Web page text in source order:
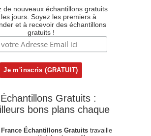
de nouveaux échantillons gratuits
jours. Soyez les premiers à
et à recevoir des échantillons
gratuits !
Gratuits :
bons plans chaque
France Échantillons Gratuits travaille